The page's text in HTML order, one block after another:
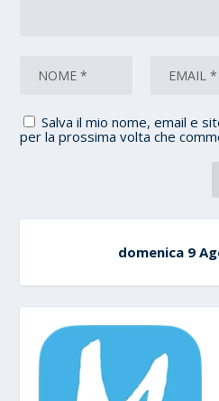
Salva il mio nome, email e
per la prossima volta che
domenica 9